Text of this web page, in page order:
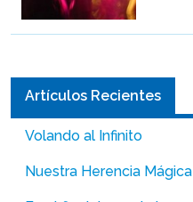
Artículos Recientes
Volando al Infinito
Nuestra Herencia Mágica